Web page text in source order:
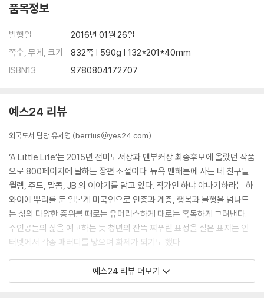
agihara s stunning novel is about the families we are born into,
품목정보
발행일
2016년 01월 26일
쪽수, 무게, 크기
832쪽 | 590g | 132*201*40mm
ISBN13
9780804172707
예스24 리뷰
외국도서 담당 유서영 (berrius@yes24.com)
‘A Little Life’는 2015년 전미도서상과 맨부커상 최종후보에 올랐던 작품
으로 800페이지에 달하는 장편 소설이다. 뉴욕 맨해튼에 사는 네 친구들
윌렘, 주드, 말콤, JB 의 이야기를 담고 있다. 작가인 하냐 야나기하라는 하
와이에 뿌리를 둔 일본계 미국인으로 인종과 계층, 행복과 불행을 넘나드
는 삶의 다양한 층위를 때로는 유머러스하게 때로는 혹독하게 그려낸다.
주인공들의 삶을 예고하는 듯 청년의 잔뜩 찌푸린 표정을 실은 표지는 인
터넷에서 각종 패러디를 낳으며 화제가 되기도 했다.
스물 몇 살 그들은 별로다 하면서도 습관처럼 오게 되는 동네 식당에 모여
있다. 말콤은 으레 자기가 먹을 수 있는 양보다 많이 시키고 항상 배가 고픈
예스24 리뷰 더보기